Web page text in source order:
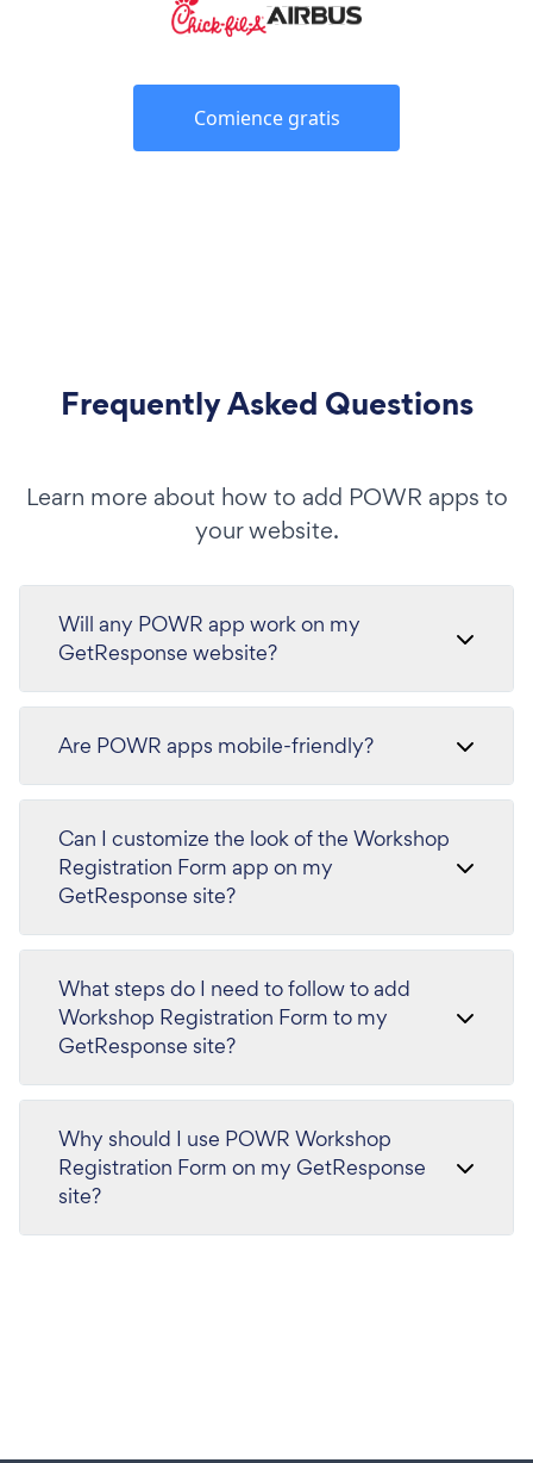
Comience gratis
Frequently Asked Questions
Learn more about how to add POWR apps to
your website.
Will any POWR app work on my
GetResponse website?
Are POWR apps mobile-friendly?
Can I customize the look of the Workshop
Registration Form app on my
GetResponse site?
What steps do I need to follow to add
Workshop Registration Form to my
GetResponse site?
Why should I use POWR Workshop
Registration Form on my GetResponse
site?